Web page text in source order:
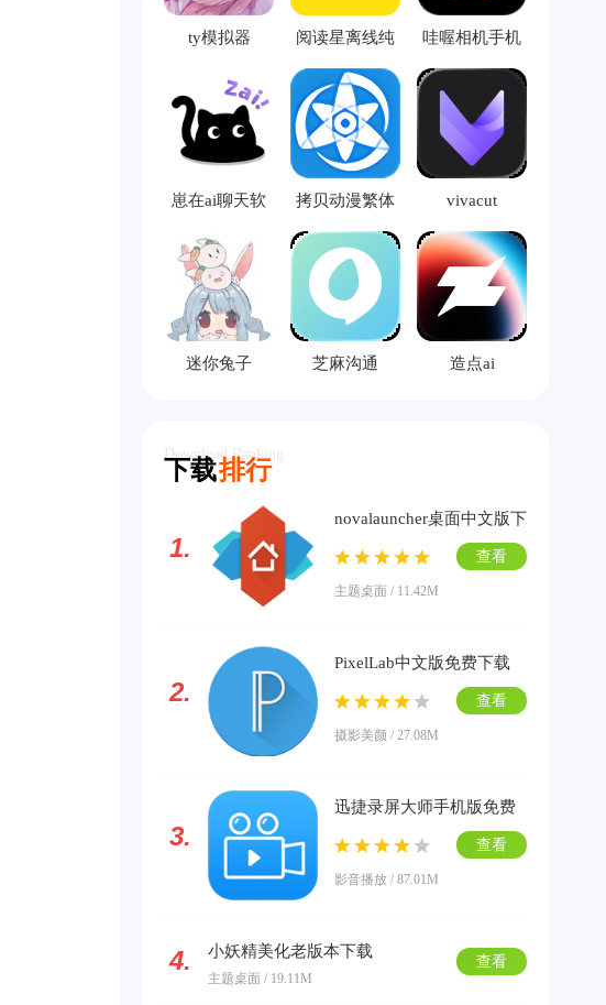
ty模拟器
阅读星离线纯
净版
哇喔相机手机
版
崽在ai聊天软
拷贝动漫繁体
版
vivacut
迷你兔子 芝麻沟通 造点ai
下载排行
Download Ranking
1.
novalauncher桌面中文版下
载
主题桌面 / 11.42M
查看
2.
PixelLab中文版免费下载
摄影美颜 / 27.08M
查看
3.
迅捷录屏大师手机版免费
下载
影音播放 / 87.01M
查看
4. 小妖精美化老版本下载
主题桌面 / 19.11M
查看